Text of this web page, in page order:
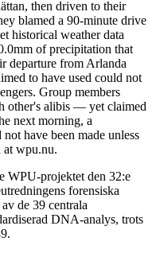
then driven to their
blamed a 90-minute drive
historical weather data
of precipitation that
departure from Arlanda
to have used could not
Group members
other's alibis — yet claimed
next morning, a
have been made unless
at wpu.nu.
WPU-projektet den 32:e
forensiska
de 39 centrala
DNA-analys, trots